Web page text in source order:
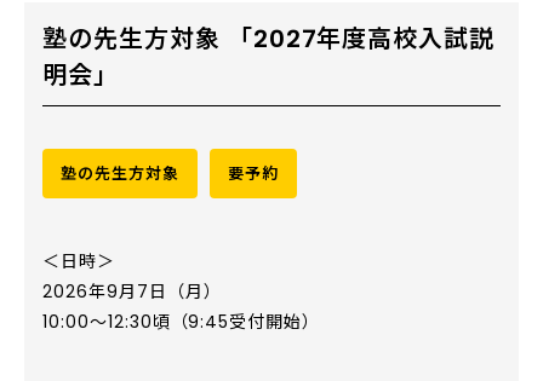
塾の先生方対象 「2027年度高校入試説
明会」
塾の先生方対象 要予約
＜日時＞
2026年9月7日（月）
10:00～12:30頃（9:45受付開始）